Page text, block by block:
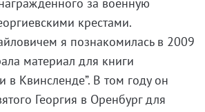
за военную
крестами.
я познакомилась в 2009
материал для книги
в Квинсленде”. В том году он
Георгия в Оренбург для